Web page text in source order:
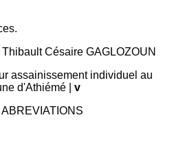
Césaire GAGLOZOUN
assainissement individuel au
d'Athiémé | v